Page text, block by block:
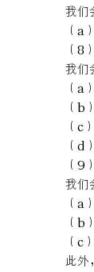
我们
（a
（8
我们
（a
（b
（c
（d
（9
我们
（a
（b
（c
此外